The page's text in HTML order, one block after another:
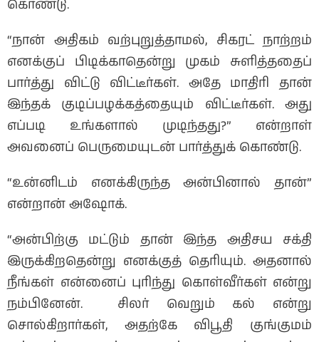
கொண்டு.
“நான் அதிகம் வற்புறுத்தாமல், சிகரட் நாற்றம்
எனக்குப் பிடிக்காதென்று முகம் சுளித்ததைப்
பார்த்து விட்டு விட்டீர்கள். அதே மாதிரி தான்
இந்தக் குடிப்பழக்கத்தையும் விட்டீர்கள். அது
எப்படி உங்களால் முடிந்தது?” என்றாள்
அவனைப் பெருமையுடன் பார்த்துக் கொண்டு.
“உன்னிடம் எனக்கிருந்த அன்பினால் தான்”
என்றான் அஷோக்.
“அன்பிற்கு மட்டும் தான் இந்த அதிசய சக்தி
இருக்கிறதென்று எனக்குத் தெரியும். அதனால்
நீங்கள் என்னைப் புரிந்து கொள்வீர்கள் என்று
நம்பினேன். சிலர் வெறும் கல் என்று
சொல்கிறார்கள், அதற்கே விபூதி குங்குமம்